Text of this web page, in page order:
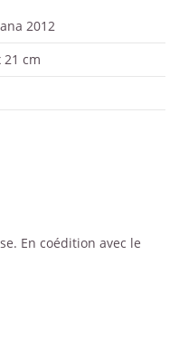
2012
21 cm
En coédition avec le